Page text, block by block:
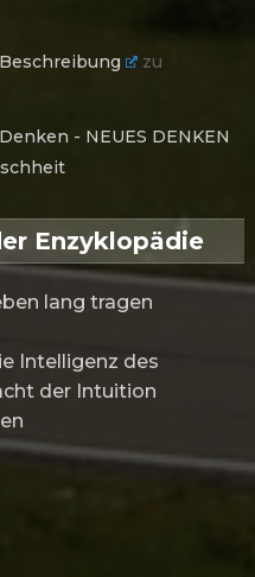
zu
- NEUES DENKEN
Enzyklopädie
lang tragen
Intelligenz des
der Intuition